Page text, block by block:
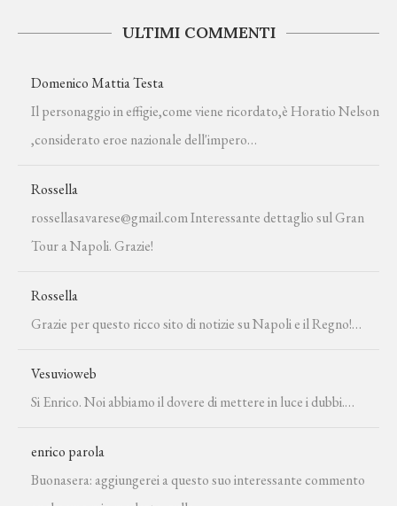
ULTIMI COMMENTI
Domenico Mattia Testa
Il personaggio in effigie,come viene ricordato,è Horatio Nelson
,considerato eroe nazionale dell'impero…
Rossella
rossellasavarese@gmail.com Interessante dettaglio sul Gran
Tour a Napoli. Grazie!
Rossella
Grazie per questo ricco sito di notizie su Napoli e il Regno!…
Vesuvioweb
Si Enrico. Noi abbiamo il dovere di mettere in luce i dubbi.…
enrico parola
Buonasera: aggiungerei a questo suo interessante commento